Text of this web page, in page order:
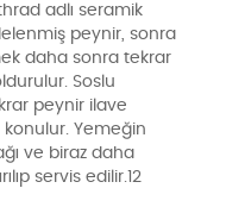
adlı seramik
peynir, sonra
daha sonra tekrar
Soslu
peynir ilave
Yemeğin
ve biraz daha
servis edilir.12